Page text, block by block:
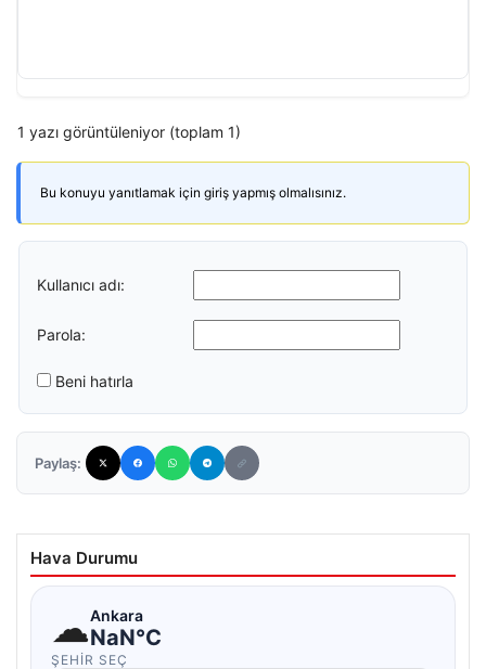
1 yazı görüntüleniyor (toplam 1)
Bu konuyu yanıtlamak için giriş yapmış olmalısınız.
Kullanıcı adı:
Parola:
Beni hatırla
Paylaş:
Hava Durumu
☁Ankara
NaN°C
ŞEHIR SEÇ